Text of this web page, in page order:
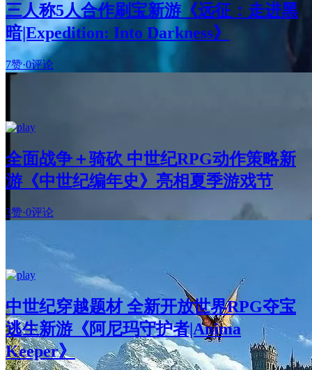
三人称5人合作刷宝新游《远征：走进黑
暗|Expedition: Into Darkness》
7赞·0评论
全面战争＋骑砍 中世纪RPG动作策略新
游《中世纪编年史》亮相夏季游戏节
3赞·0评论
中世纪穿越题材 全新开放世界RPG夺宝
逃生新游《阿尼玛守护者|Anima
Keeper》